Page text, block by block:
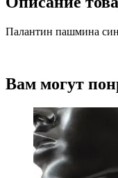
Палантин пашмина
Вам могут